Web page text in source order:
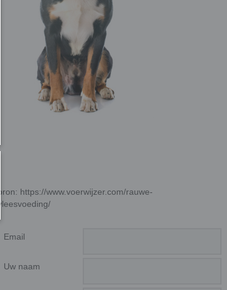
bron: https://www.voerwijzer.com/rauwe-
vleesvoeding/
Email
Uw naam